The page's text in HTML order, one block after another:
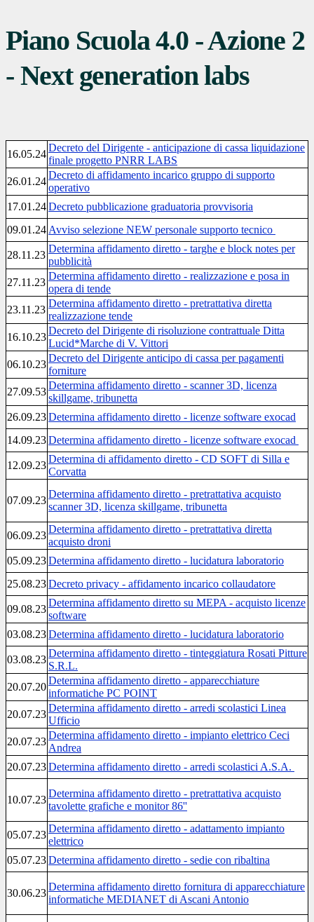
Piano Scuola 4.0 - Azione 2
- Next generation labs
16.05.24
Decreto del Dirigente - anticipazione di cassa liquidazione
finale progetto PNRR LABS
26.01.24
Decreto di affidamento incarico gruppo di supporto
operativo
17.01.24Decreto pubblicazione graduatoria provvisoria
09.01.24 Avviso selezione NEW personale supporto tecnico
28.11.23
Determina affidamento diretto - targhe e block notes per
pubblicità
27.11.23
Determina affidamento diretto - realizzazione e posa in
opera di tende
23.11.23
Determina affidamento diretto - pretrattativa diretta
realizzazione tende
16.10.23
Decreto del Dirigente di risoluzione contrattuale Ditta
Lucid*Marche di V. Vittori
06.10.23
Decreto del Dirigente anticipo di cassa per pagamenti
forniture
27.09.53
Determina affidamento diretto - scanner 3D, licenza
skillgame, tribunetta
26.09.23Determina affidamento diretto - licenze software exocad
14.09.23Determina affidamento diretto - licenze software exocad
12.09.23
Determina di affidamento diretto - CD SOFT di Silla e
Corvatta
07.09.23
Determina affidamento diretto - pretrattativa acquisto
scanner 3D, licenza skillgame, tribunetta
06.09.23
Determina affidamento diretto - pretrattativa diretta
acquisto droni
05.09.23Determina affidamento diretto - lucidatura laboratorio
25.08.23Decreto privacy - affidamento incarico collaudatore
09.08.23
Determina affidamento diretto su MEPA - acquisto licenze
software
03.08.23Determina affidamento diretto - lucidatura laboratorio
03.08.23
Determina affidamento diretto - tinteggiatura Rosati Pitture
S.R.L.
20.07.20
Determina affidamento diretto - apparecchiature
informatiche PC POINT
20.07.23
Determina affidamento diretto - arredi scolastici Linea
Ufficio
20.07.23
Determina affidamento diretto - impianto elettrico Ceci
Andrea
20.07.23Determina affidamento diretto - arredi scolastici A.S.A.
10.07.23
Determina affidamento diretto - pretrattativa acquisto
tavolette grafiche e monitor 86''
05.07.23
Determina affidamento diretto - adattamento impianto
elettrico
05.07.23Determina affidamento diretto - sedie con ribaltina
30.06.23
Determina affidamento diretto fornitura di apparecchiature
informatiche MEDIANET di Ascani Antonio